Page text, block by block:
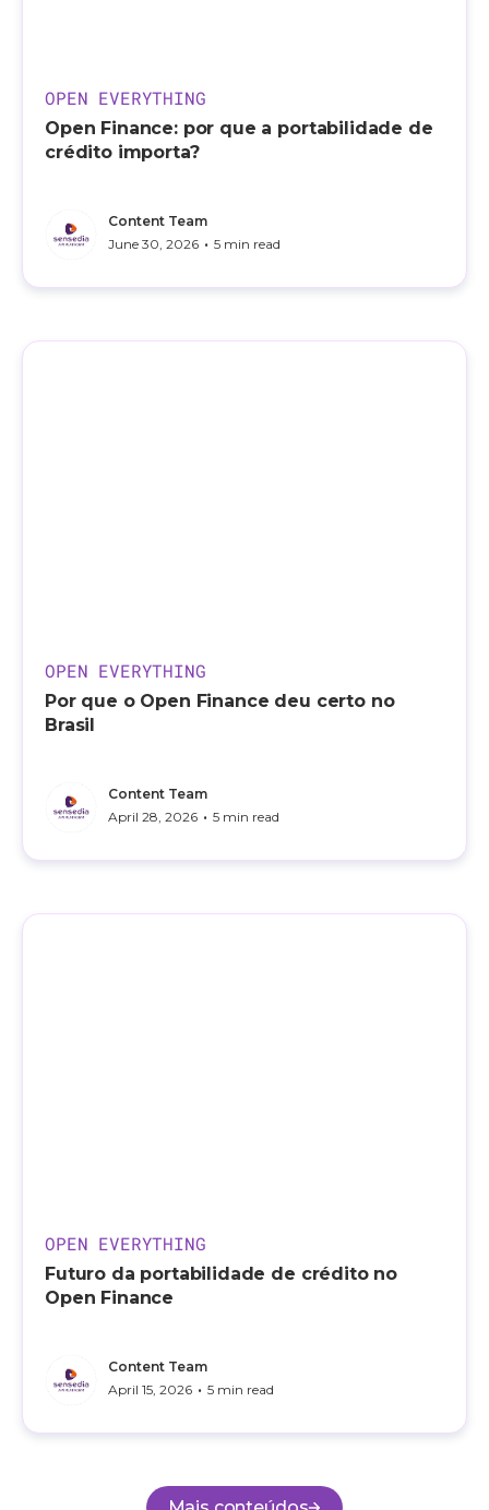
OPEN EVERYTHING
Open Finance: por que a portabilidade de
crédito importa?
Content Team
June 30, 2026 • 5 min read
OPEN EVERYTHING
Por que o Open Finance deu certo no
Brasil
Content Team
April 28, 2026 • 5 min read
OPEN EVERYTHING
Futuro da portabilidade de crédito no
Open Finance
Content Team
April 15, 2026 • 5 min read